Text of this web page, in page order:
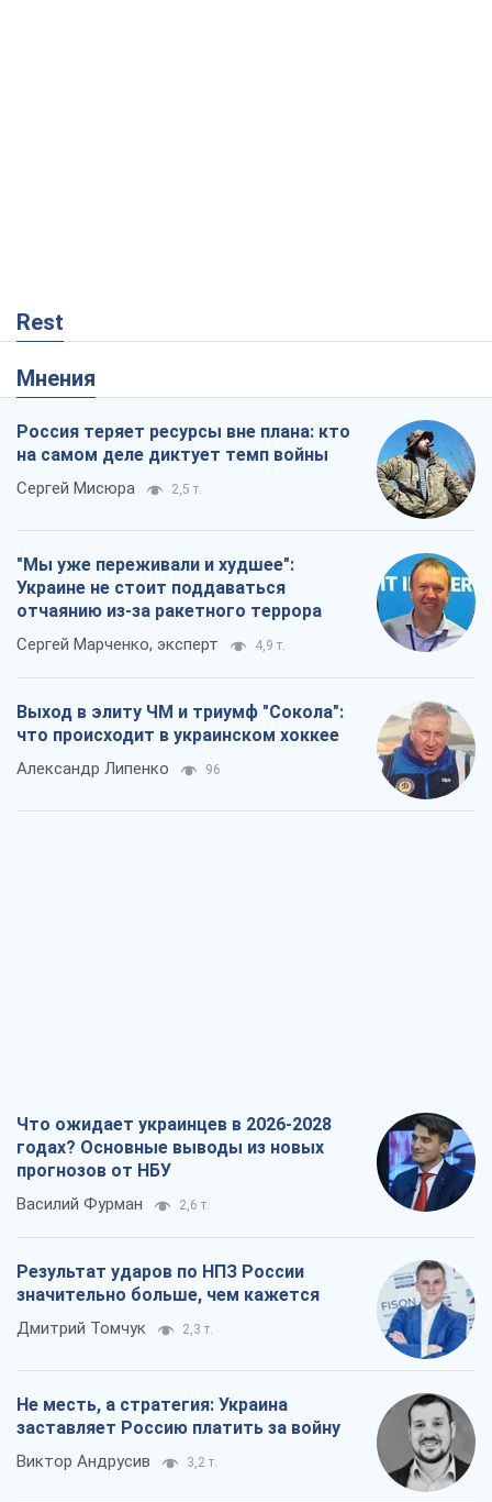
Rest
Мнения
Россия теряет ресурсы вне плана: кто
на самом деле диктует темп войны
Сергей Мисюра 2,5 т.
"Мы уже переживали и худшее":
Украине не стоит поддаваться
отчаянию из-за ракетного террора
Сергей Марченко, эксперт 4,9 т.
Выход в элиту ЧМ и триумф "Сокола":
что происходит в украинском хоккее
Александр Липенко 96
Что ожидает украинцев в 2026-2028
годах? Основные выводы из новых
прогнозов от НБУ
Василий Фурман 2,6 т.
Результат ударов по НПЗ России
значительно больше, чем кажется
Дмитрий Томчук 2,3 т.
Не месть, а стратегия: Украина
заставляет Россию платить за войну
Виктор Андрусив 3,2 т.